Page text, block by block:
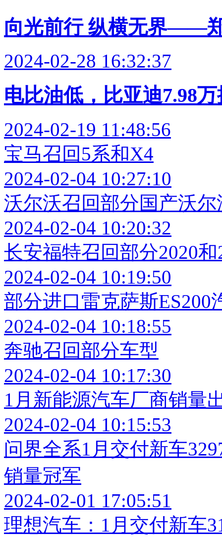
向光前行 纵横无界——
2024-02-28 16:32:37
电比油低，比亚迪7.98
2024-02-19 11:48:56
宝马召回5系和X4
2024-02-04 10:27:10
沃尔沃召回部分国产沃尔
2024-02-04 10:20:32
长安福特召回部分2020
2024-02-04 10:19:50
部分进口雷克萨斯ES200
2024-02-04 10:18:55
奔驰召回部分车型
2024-02-04 10:17:30
1月新能源汽车厂商销量
2024-02-04 10:15:53
问界全系1月交付新车
销量冠军
2024-02-01 17:05:51
理想汽车：1月交付新车